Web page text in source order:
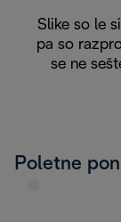
Slike so le
pa so
se ne
Poletne